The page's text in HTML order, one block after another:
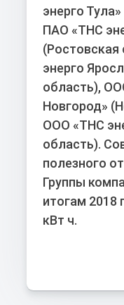
энерго
ПАО «ТНС
энерго
область),
Новгород»
ООО «ТНС
область).
полезного
Группы
итогам 2018
кВт ч.